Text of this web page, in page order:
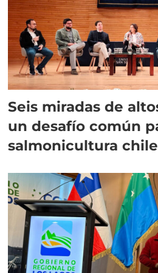
Seis miradas de
un desafío común
salmonicultura